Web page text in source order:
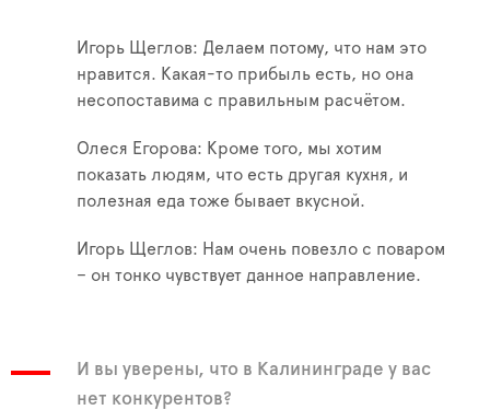
Игорь Щеглов: Делаем потому, что нам это
нравится. Какая-то прибыль есть, но она
несопоставима с правильным расчётом.
Олеся Егорова: Кроме того, мы хотим
показать людям, что есть другая кухня, и
полезная еда тоже бывает вкусной.
Игорь Щеглов: Нам очень повезло с поваром
– он тонко чувствует данное направление.
И вы уверены, что в Калининграде у вас
нет конкурентов?